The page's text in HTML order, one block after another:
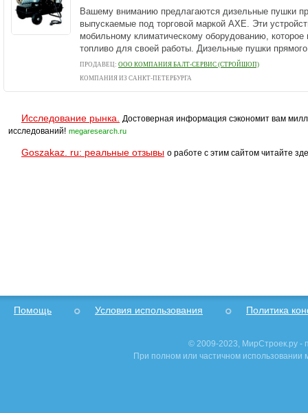
Вашему вниманию предлагаются дизельные пушки
выпускаемые под торговой маркой AXE. Эти
мобильному климатическому оборудованию, которое
топливо для своей работы. Дизельные пушки
ПРОДАВЕЦ: ООО КОМПАНИЯ БАЛТ-СЕРВИС (СТРОЙШОП)
КОМПАНИЯ ИЗ САНКТ-ПЕТЕРБУРГА
Исследование рынка.
Достоверная информация сэкономит вам
исследований! megaresearch.ru
Goszakaz. ru: реальные отзывы о работе с этим сайтом читайте
Помощь Условия использования Политика
© 2009-2023, МирСтроек.ру -
При полном или частичном использовании